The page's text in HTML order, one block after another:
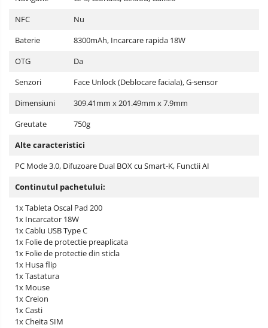
NFC
Nu
Baterie
8300mAh, Incarcare rapida 18W
OTG
Da
Senzori
Face Unlock (Deblocare faciala), G-sensor
Dimensiuni
309.41mm x 201.49mm x 7.9mm
Greutate
750g
Alte caracteristici
PC Mode 3.0, Difuzoare Dual BOX cu Smart-K, Functii AI
Continutul pachetului:
1x Tableta Oscal Pad 200
1x Incarcator 18W
1x Cablu USB Type C
1x Folie de protectie preaplicata
1x Folie de protectie din sticla
1x Husa flip
1x Tastatura
1x Mouse
1x Creion
1x Casti
1x Cheita SIM